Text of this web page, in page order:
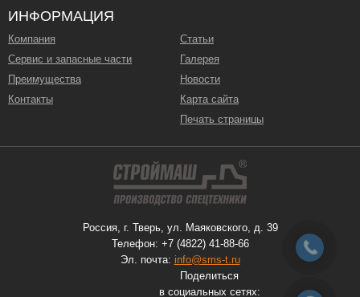
ИНФОРМАЦИЯ
Компания
Сервис и запасные части
Преимущества
Контакты
Статьи
Галерея
Новости
Карта сайта
Печать страницы
Россия, г. Тверь, ул. Маяковского, д. 39
Телефон: +7 (4822) 41-88-66
Эл. почта: info@sms-t.ru
Поделиться
в социальных сетях: